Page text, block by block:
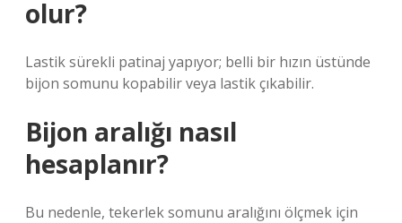
olur?
Lastik sürekli patinaj yapıyor; belli bir hızın üstünde
bijon somunu kopabilir veya lastik çıkabilir.
Bijon aralığı nasıl
hesaplanır?
Bu nedenle, tekerlek somunu aralığını ölçmek için